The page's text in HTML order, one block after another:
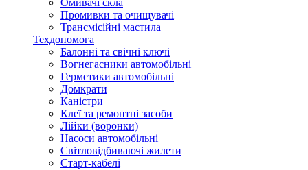
Омивачі скла
Промивки та очищувачі
Трансмісійні мастила
Техдопомога
Балонні та свічні ключі
Вогнегасники автомобільні
Герметики автомобільні
Домкрати
Каністри
Клеї та ремонтні засоби
Лійки (воронки)
Насоси автомобільні
Світловідбиваючі жилети
Старт-кабелі